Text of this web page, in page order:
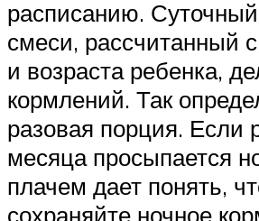
расписанию.
смеси, рассчитанный
и возраста ребенка,
кормлений. Так
разовая порция. Если
месяца просыпается
плачем дает понять,
сохраняйте ночное